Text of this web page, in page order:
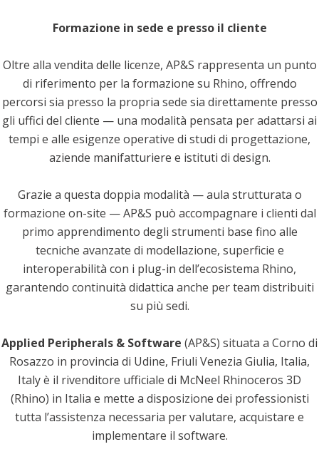
Formazione in sede e presso il cliente
Oltre alla vendita delle licenze, AP&S rappresenta un punto
di riferimento per la formazione su Rhino, offrendo
percorsi sia presso la propria sede sia direttamente presso
gli uffici del cliente — una modalità pensata per adattarsi ai
tempi e alle esigenze operative di studi di progettazione,
aziende manifatturiere e istituti di design.
Grazie a questa doppia modalità — aula strutturata o
formazione on-site — AP&S può accompagnare i clienti dal
primo apprendimento degli strumenti base fino alle
tecniche avanzate di modellazione, superficie e
interoperabilità con i plug-in dell’ecosistema Rhino,
garantendo continuità didattica anche per team distribuiti
su più sedi.
Applied Peripherals & Software (AP&S) situata a Corno di
Rosazzo in provincia di Udine, Friuli Venezia Giulia, Italia,
Italy è il rivenditore ufficiale di McNeel Rhinoceros 3D
(Rhino) in Italia e mette a disposizione dei professionisti
tutta l’assistenza necessaria per valutare, acquistare e
implementare il software.